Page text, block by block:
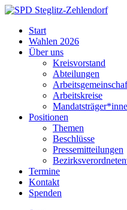
Skip
content
Steglitz-
Zehlendorf
Start
Wahlen 2026
Über uns
Kreisvorstand
Abteilungen
Arbeitskreise
Positionen
Themen
Beschlüsse
Pressemitteilungen
Termine
Kontakt
Spenden